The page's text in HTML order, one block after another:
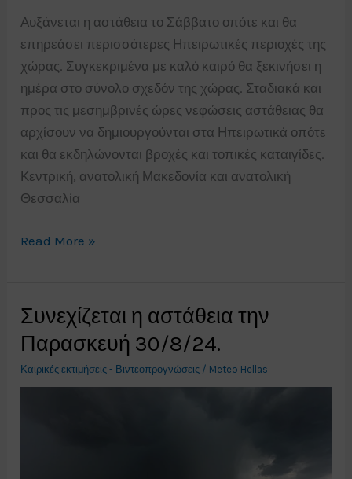
Αυξάνεται η αστάθεια το Σάββατο οπότε και θα
επηρεάσει περισσότερες Ηπειρωτικές περιοχές της
χώρας. Συγκεκριμένα με καλό καιρό θα ξεκινήσει η
ημέρα στο σύνολο σχεδόν της χώρας. Σταδιακά και
προς τις μεσημβρινές ώρες νεφώσεις αστάθειας θα
αρχίσουν να δημιουργούνται στα Ηπειρωτικά οπότε
και θα εκδηλώνονται βροχές και τοπικές καταιγίδες.
Κεντρική, ανατολική Μακεδονία και ανατολική
Θεσσαλία
Ημέρα
Ηπειρωτικές
περιοχές
Σάββατο
7/9/24.
Read More »
Συνεχίζεται η αστάθεια την
Παρασκευή 30/8/24.
Καιρικές εκτιμήσεις - Βιντεοπρογνώσεις / Meteo Hellas